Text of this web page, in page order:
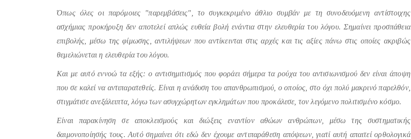
Όπως όλες οι παρόμοιες "παρεμβάσεις", το συγκεκριμένο άθλιο συμβάν με τη συνοδευόμενη αντίστοιχης
ασχήμιας προκήρυξη δεν αποτελεί απλώς ευθεία βολή ενάντια στην ελευθερία του λόγου. Σημαίνει προσπάθεια
επιβολής, μέσω της φίμωσης, αντιλήψεων που αντίκεινται στις αρχές και τις αξίες πάνω στις οποίες ακριβώς
θεμελιώνεται η ελευθερία του λόγου.
Και με αυτό εννοώ τα εξής: ο αντισημιτισμός που φοράει σήμερα τα ρούχα του αντισιωνισμού δεν είναι άποψη
που σε καλεί να αντιπαρατεθείς. Είναι η ανάδυση του απανθρωπισμού, ο οποίος, στο όχι πολύ μακρινό παρελθόν,
στιγμάτισε ανεξάλειπτα, λόγω των ασυγχώρητων εγκλημάτων που προκάλεσε, τον λεγόμενο πολιτισμένο κόσμο.
Είναι παρακίνηση σε αποκλεισμούς και διώξεις εναντίον αθώων ανθρώπων, μέσω της συστηματικής
δαιμονοποίησής τους. Αυτό σημαίνει ότι εδώ δεν έχουμε αντιπαράθεση απόψεων, γιατί αυτή απαιτεί ορθολογικά